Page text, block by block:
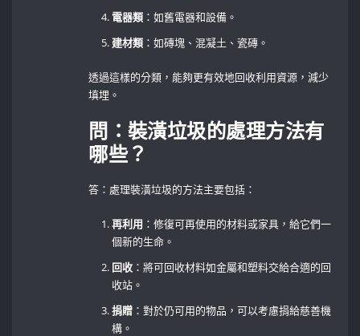
電器類 ：如舊電器和設備。
建材類 ：如磚塊、混凝土、瓷磚。
透過這樣的分類，能夠更有效地回收利用資源，減少
填埋。
問：裝潢垃圾的處理方法有
哪些？
答：處理裝潢垃圾的方法主要包括：
再利用 ：修復可再使用的材料或家具，給它們一
個新的生命。
回收 ：將可回收材料如金屬和塑料交給合適的回
收站。
捐贈 ：對於仍可用的物品，可以考慮捐給慈善機
構。